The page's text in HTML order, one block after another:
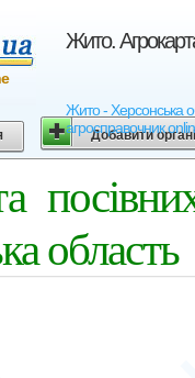
Жито.
Жито - Херсонська
агросправочник
Добавити
область